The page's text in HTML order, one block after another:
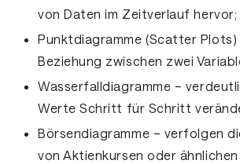
von Daten im Zeitverlauf hervor;
Punktdiagramme (Scatter Plots)
Beziehung zwischen zwei
Wasserfalldiagramme –
Werte Schritt für Schritt
Börsendiagramme – verfolgen
von Aktienkursen oder